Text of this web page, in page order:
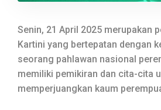
Senin, 21 April 2025 merupakan
Kartini yang bertepatan dengan
seorang pahlawan nasional
memiliki pemikiran dan cita-cita
memperjuangkan kaum